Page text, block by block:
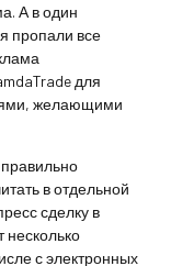
А в один
пропали все
для
желающими
в отдельной
сделку в
несколько
с электронных